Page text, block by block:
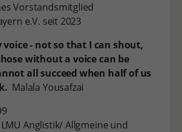
Vorstandsmitglied
e.V. seit 2023
voice - not so that I can shout,
without a voice can be
all succeed when half of us
Malala Yousafzai
Anglistik/ Allgmeine und